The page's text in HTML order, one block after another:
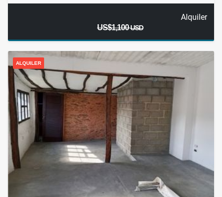
Alquiler
US$1,100USD
ALQUILER